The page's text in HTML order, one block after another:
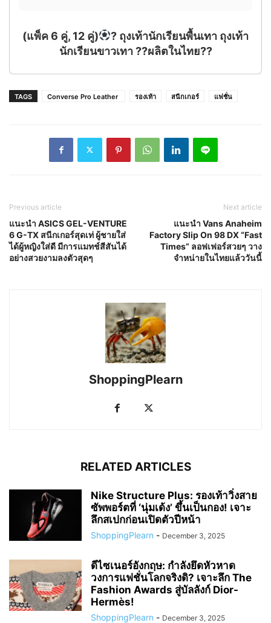
งเท้า
TAGS Converse Pro Leather รองเท้า สนีกเกอร์ แฟชั่น
Previous article
แนะนำ ASICS GEL-VENTURE
6 G-TX สนีกเกอร์สุดเท่ ผู้ชายใส่
ได้ผู้หญิงใส่ดี มีการแมทช์สีสันได้
อย่างสวยงามลงตัวสุดๆ
Next article
แนะนำ Vans Anaheim
Factory Slip On 98 DX “Fast
Times” ลอฟเฟอร์สวยๆ วาง
จำหน่ายในไทยแล้ววันนี้
ShoppingPlearn
RELATED ARTICLES
Nike Structure Plus: รองเท้าวิ่งสาย
ซัพพอร์ตที่ ‘นุ่มเด้ง’ ขึ้นเป็นกอง! เจาะ
ลึกสเปกก่อนเปิดตัวปีหน้า
ShoppingPlearn - December 3, 2025
ดีไซเนอร์อังกฤษ: กำลังยึดหัวหาด
วงการแฟชั่นโลกจริงดิ? เจาะลึก The
Fashion Awards สู่บัลลังก์ Dior-
Hermès!
ShoppingPlearn - December 3, 2025